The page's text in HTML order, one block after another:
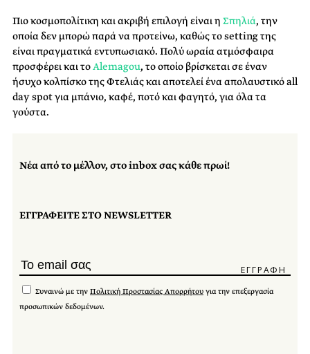
Πιο κοσμοπολίτικη και ακριβή επιλογή είναι η Σπηλιά, την
οποία δεν μπορώ παρά να προτείνω, καθώς το setting της
είναι πραγματικά εντυπωσιακό. Πολύ ωραία ατμόσφαιρα
προσφέρει και τοAlemagou, το οποίο βρίσκεται σε έναν
ήσυχο κολπίσκο της Φτελιάς και αποτελεί ένα απολαυστικό all
day spot για μπάνιο, καφέ, ποτό και φαγητό, για όλα τα
γούστα.
Νέα από το μέλλον, στο inbox σας κάθε πρωί!
ΕΓΓΡΑΦΕΙΤΕ ΣΤΟ NEWSLETTER
Συναινώ με την Πολιτική Προστασίας Απορρήτου για την επεξεργασία
προσωπικών δεδομένων.